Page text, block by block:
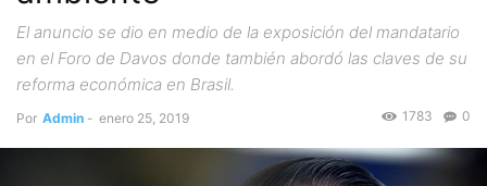
El anuncio se dio en medio de la exposición del mandatario
en el Foro de Davos donde también abordó las claves de su
reforma económica en Brasil.
Por Admin - enero 25, 2019 0
1783